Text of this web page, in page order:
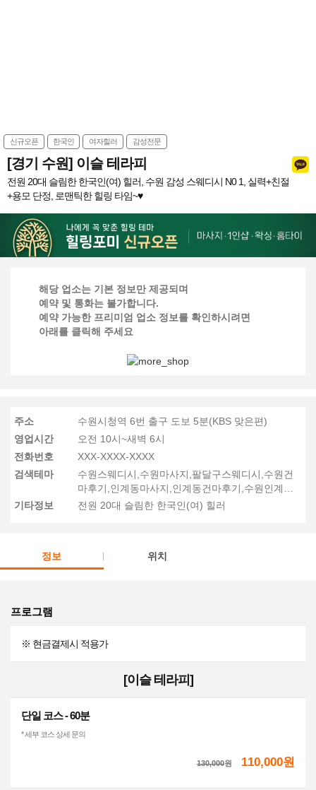
신규오픈 한국인 여자힐러 감성전문
[경기 수원] 이슬 테라피
전원 20대 슬림한 한국인(여) 힐러, 수원 감성 스웨디시 N0 1, 실력+친절
+용모 단정, 로맨틱한 힐링 타임~♥
해당 업소는 기본 정보만 제공되며
예약 및 통화는 불가합니다.
예약 가능한 프리미엄 업소 정보를 확인하시려면
아래를 클릭해 주세요
주소
수원시청역 6번 출구 도보 5분(KBS 맞은편)
영업시간
오전 10시~새벽 6시
전화번호
XXX-XXXX-XXXX
검색테마
수원스웨디시,수원마사지,팔달구스웨디시,수원건
마후기,인계동마사지,인계동건마후기,수원인계동
스웨디시
기타정보 전원 20대 슬림한 한국인(여) 힐러
정보 위치
프로그램
※ 현금결제시 적용가
[이슬 테라피]
단일 코스 - 60분
* 세부 코스 상세 문의
130,000원 110,000원